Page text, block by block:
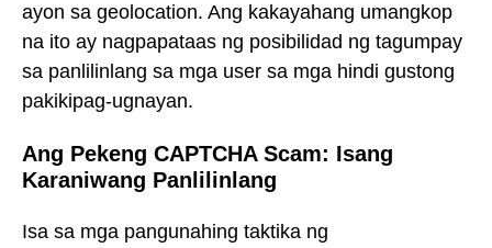
ayon sa geolocation. Ang kakayahang umangkop
na ito ay nagpapataas ng posibilidad ng tagumpay
sa panlilinlang sa mga user sa mga hindi gustong
pakikipag-ugnayan.
Ang Pekeng CAPTCHA Scam: Isang
Karaniwang Panlilinlang
Isa sa mga pangunahing taktika ng